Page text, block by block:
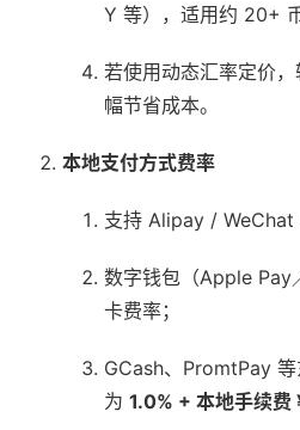
Y 等），适用约 20+
若使用动态汇率定价
幅节省成本。
本地支付方式费率
支持 Alipay / WeChat
数字钱包（Apple Pay
卡费率；
GCash、PromtPay
为 1.0% + 本地手续费